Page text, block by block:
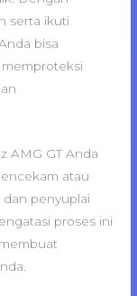
serta ikuti
bisa
AMG GT Anda
atau
penyuplai
proses ini